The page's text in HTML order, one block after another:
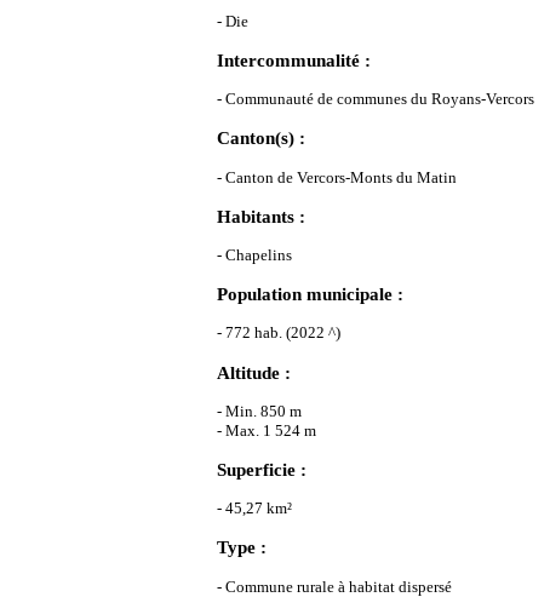
- Die
Intercommunalité :
- Communauté de communes du Royans-Vercors
Canton(s) :
- Canton de Vercors-Monts du Matin
Habitants :
- Chapelins
Population municipale :
- 772 hab. (2022 ^)
Altitude :
- Min. 850 m
- Max. 1 524 m
Superficie :
- 45,27 km²
Type :
- Commune rurale à habitat dispersé